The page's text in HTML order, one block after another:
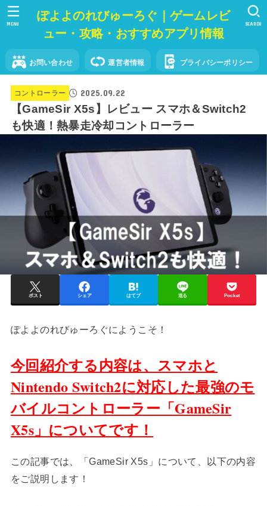
ぽよよのれびゅーろぐ｜ゲームレビ
ュー・攻略・おすすめアプリ情報
お問い合わせ 運営者情報 プライバシーポリシー
SEARCH
MENU
コントローラー 2025.09.22
【GameSir X5s】レビュー スマホ＆Switch2
も快適！熱暴走冷却コントローラー
ポスト シェア はてブ 送る Pocket
ぽよよのれびゅーろぐにようこそ！
今回紹介する内容は、スマホと
Nintendo Switch2に対応した最強のモ
バイルコントローラー「GameSir
X5s」についてです！
この記事では、「GameSir X5s」について、以下の内容
をご説明します！